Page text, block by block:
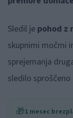
Sledil je pohod z
skupnimi močmi
sprejemanja
sledilo sproščeno
🎁1 mesec